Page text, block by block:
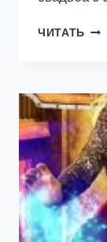
ЧИТАТЬ НА